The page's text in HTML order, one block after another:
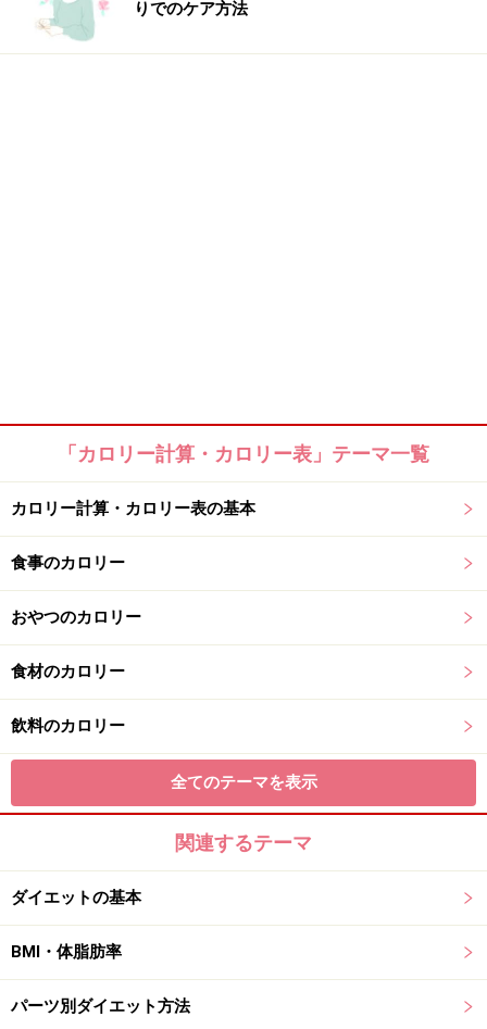
りでのケア方法
「カロリー計算・カロリー表」テーマ一覧
カロリー計算・カロリー表の基本
食事のカロリー
おやつのカロリー
食材のカロリー
飲料のカロリー
全てのテーマを表示
関連するテーマ
ダイエットの基本
BMI・体脂肪率
パーツ別ダイエット方法